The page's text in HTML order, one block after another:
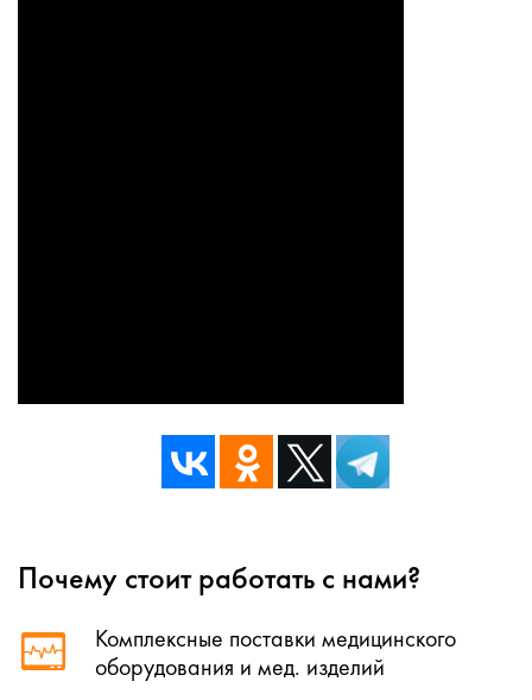
Почему стоит работать с нами?
Комплексные поставки медицинского
оборудования и мед. изделий